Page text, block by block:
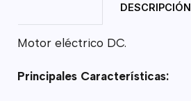
DESCRIPCIÓN
Motor eléctrico DC.
Principales Características: